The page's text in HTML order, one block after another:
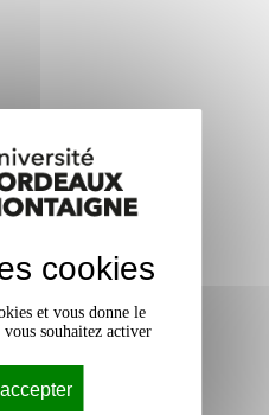
cookies
et vous donne le
souhaitez activer